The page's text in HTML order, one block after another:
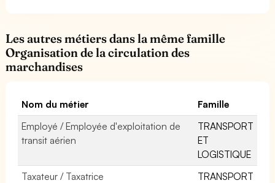
Les autres métiers dans la même famille
Organisation de la circulation des
marchandises
Nom du métier
Famille
Employé / Employée d'exploitation de
transit aérien
TRANSPORT
ET
LOGISTIQUE
Taxateur / Taxatrice
TRANSPORT